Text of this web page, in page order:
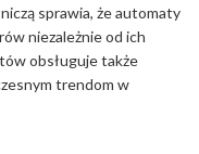
sprawia, że automaty
niezależnie od ich
obsługuje także
trendom w